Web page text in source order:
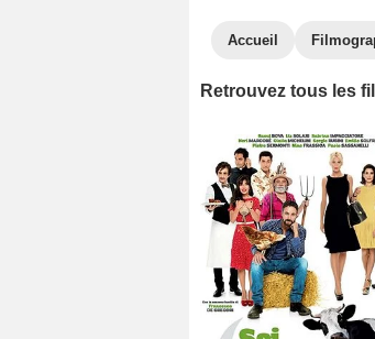
Accueil
Retrouvez tous les